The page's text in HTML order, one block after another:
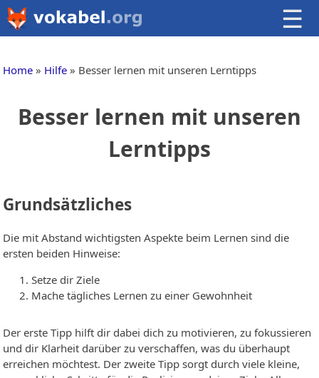
☰
Home Hilfe Besser lernen mit unseren Lerntipps
Besser lernen mit unseren
Lerntipps
Grundsätzliches
Die mit Abstand wichtigsten Aspekte beim Lernen sind die
ersten beiden Hinweise:
Setze dir Ziele
Mache tägliches Lernen zu einer Gewohnheit
Der erste Tipp hilft dir dabei dich zu motivieren, zu fokussieren
und dir Klarheit darüber zu verschaffen, was du überhaupt
erreichen möchtest. Der zweite Tipp sorgt durch viele kleine,